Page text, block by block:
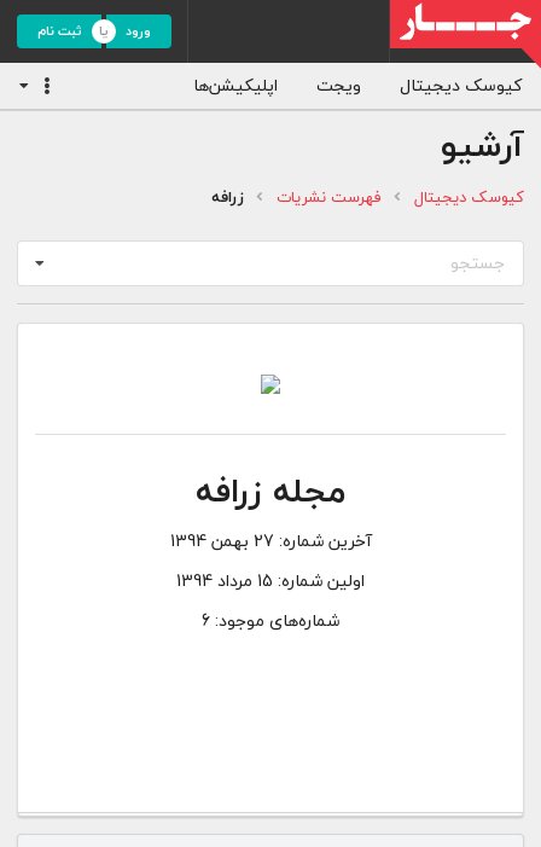
ورود ثبت نام
کیوسک دیجیتال ویجت اپلیکیشن‌ها
آرشیو
کیوسک دیجیتال فهرست نشریات زرافه
جستجو
مجله زرافه
آخرین شماره: 27 بهمن 1394
اولین شماره: 15 مرداد 1394
شماره‌های موجود: 6